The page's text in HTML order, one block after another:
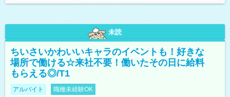
未読
ちいさいかわいいキャラのイベントも！好きな
場所で働ける☆来社不要！働いたその日に給料
もらえる◎/T1
アルバイト 職種未経験OK